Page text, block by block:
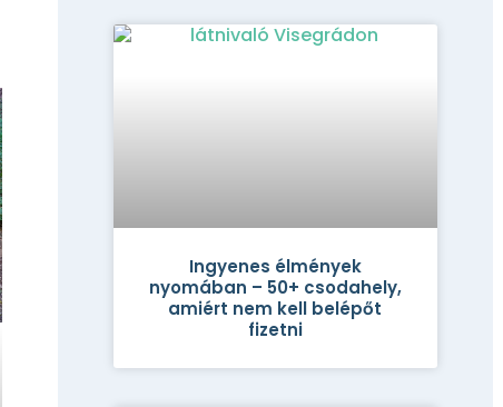
Ingyenes élmények
nyomában – 50+ csodahely,
amiért nem kell belépőt
fizetni